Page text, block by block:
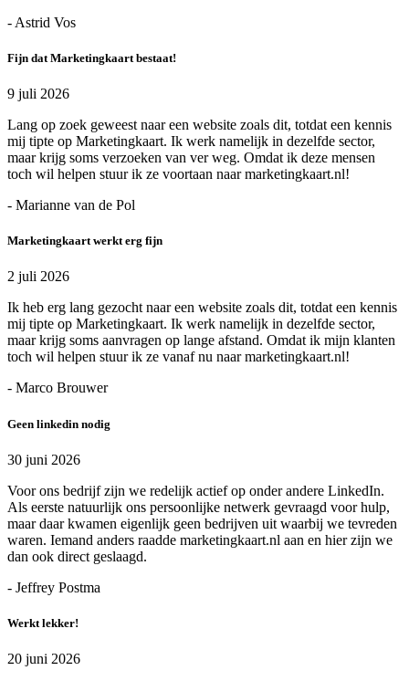
- Astrid Vos
Fijn dat Marketingkaart bestaat!
9 juli 2026
Lang op zoek geweest naar een website zoals dit, totdat een kennis
mij tipte op Marketingkaart. Ik werk namelijk in dezelfde sector,
maar krijg soms verzoeken van ver weg. Omdat ik deze mensen
toch wil helpen stuur ik ze voortaan naar marketingkaart.nl!
- Marianne van de Pol
Marketingkaart werkt erg fijn
2 juli 2026
Ik heb erg lang gezocht naar een website zoals dit, totdat een kennis
mij tipte op Marketingkaart. Ik werk namelijk in dezelfde sector,
maar krijg soms aanvragen op lange afstand. Omdat ik mijn klanten
toch wil helpen stuur ik ze vanaf nu naar marketingkaart.nl!
- Marco Brouwer
Geen linkedin nodig
30 juni 2026
Voor ons bedrijf zijn we redelijk actief op onder andere LinkedIn.
Als eerste natuurlijk ons persoonlijke netwerk gevraagd voor hulp,
maar daar kwamen eigenlijk geen bedrijven uit waarbij we tevreden
waren. Iemand anders raadde marketingkaart.nl aan en hier zijn we
dan ook direct geslaagd.
- Jeffrey Postma
Werkt lekker!
20 juni 2026